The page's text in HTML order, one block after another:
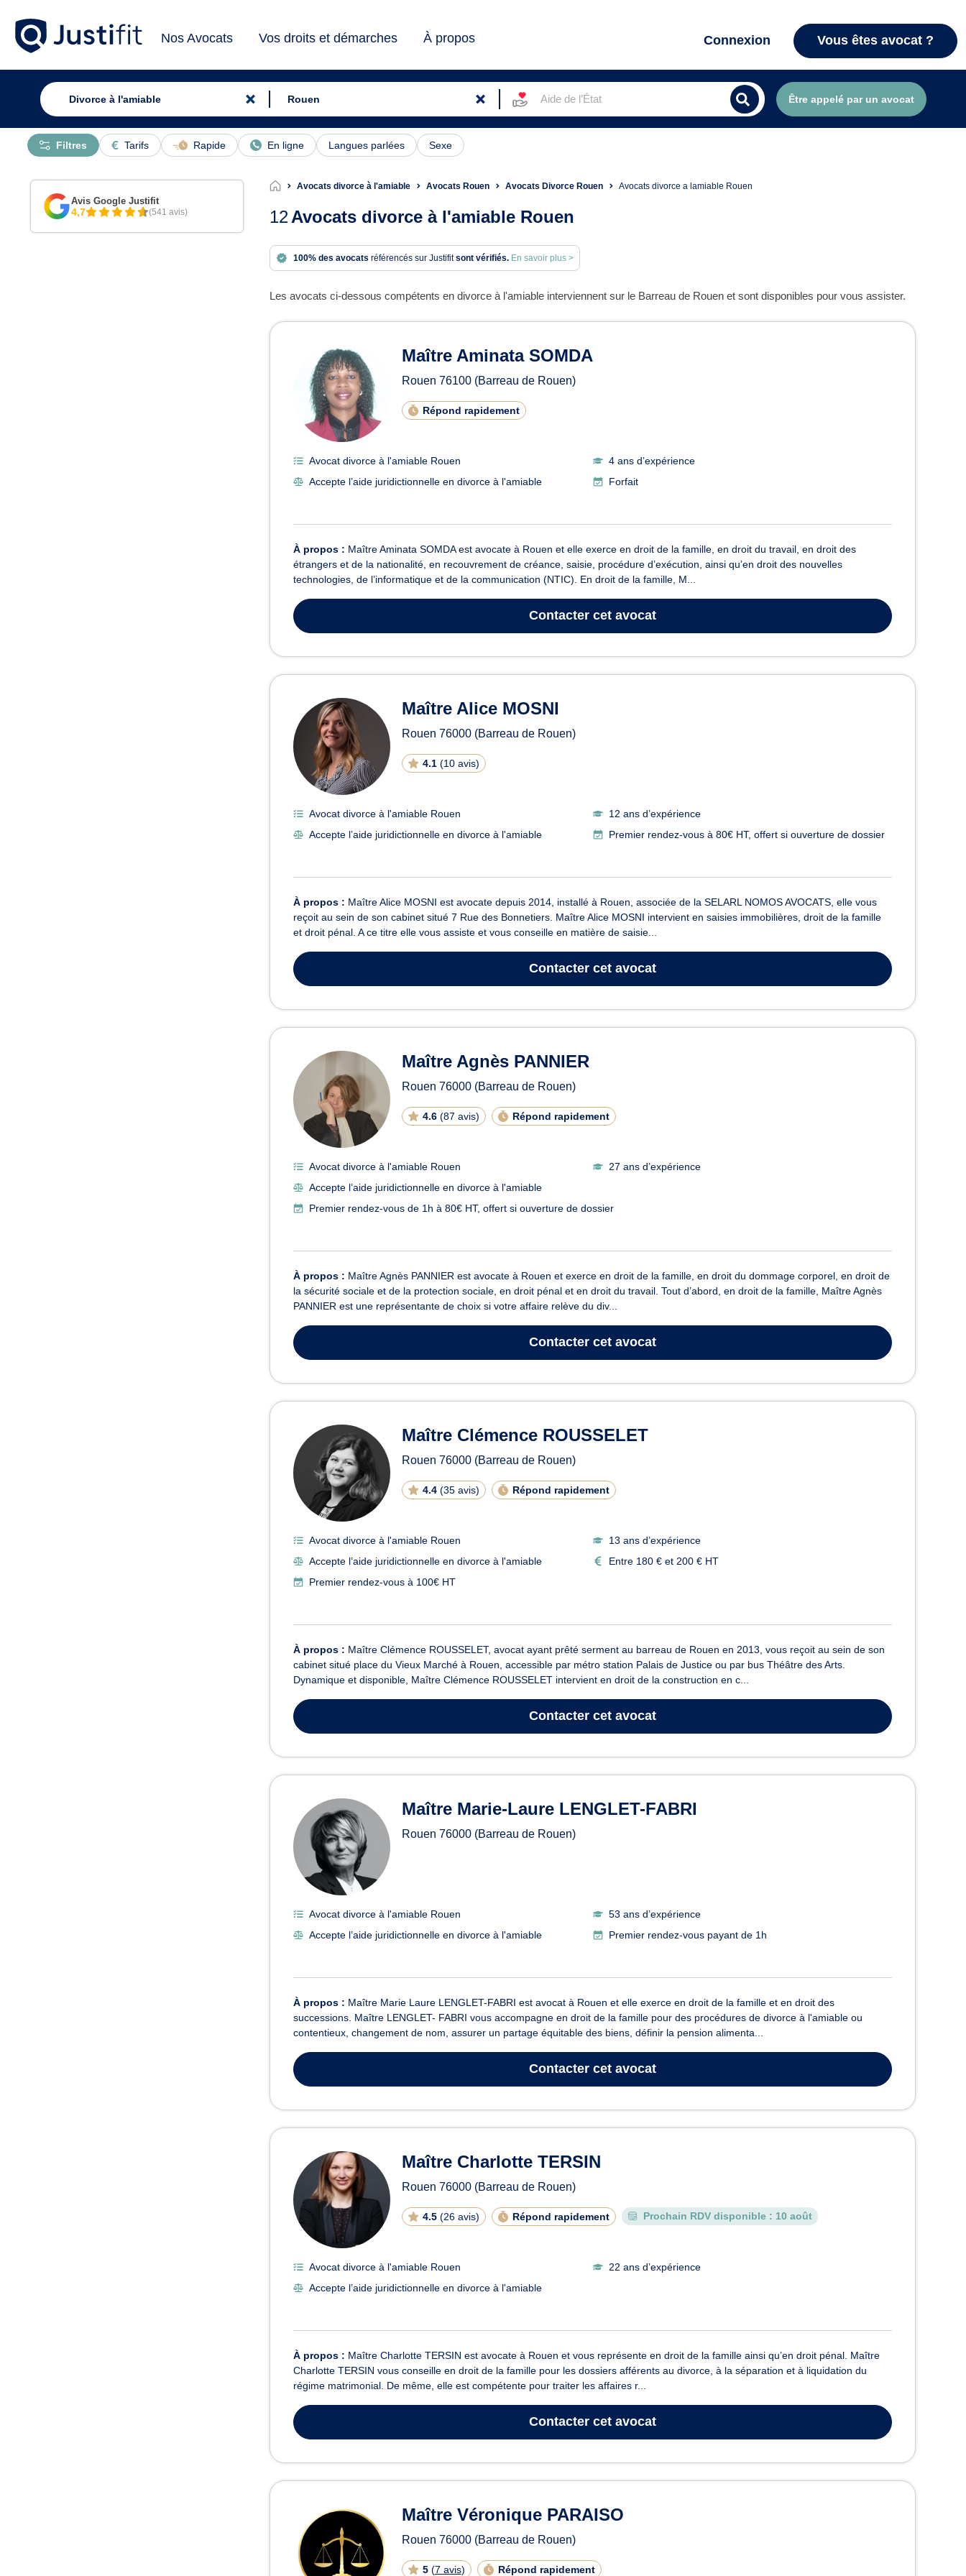
Nos Avocats Vos droits et démarches À propos Connexion Vous êtes avocat ?
Aide de l’État Être appelé par un avocat
Tarifs Rapide En ligne Langues parlées Sexe
Filtres
Avocats divorce à l'amiable Avocats Rouen Avocats Divorce Rouen Avocats divorce a lamiable Rouen
12Avocats divorce à l'amiable Rouen
100% des avocats référencés sur Justifitsont vérifiés. En savoir plus >
Les avocats ci-dessous compétents en divorce à l'amiable interviennent sur le Barreau de Rouen et sont disponibles pour vous assister.
Avocats en divorce à l'amiable à Rouen
Maître Aminata SOMDA
Rouen 76100 (Barreau de Rouen)
Répond rapidement
Avocat divorce à l'amiable Rouen
4 ans d’expérience
Accepte l’aide juridictionnelle en divorce à l'amiable
Forfait
À propos : Maître Aminata SOMDA est avocate à Rouen et elle exerce en droit de la famille, en droit du travail, en droit des
étrangers et de la nationalité, en recouvrement de créance, saisie, procédure d’exécution, ainsi qu’en droit des nouvelles
technologies, de l’informatique et de la communication (NTIC). En droit de la famille, M...
Contacter cet avocat
Maître Alice MOSNI
Rouen 76000 (Barreau de Rouen)
4.1 (10 avis)
Avocat divorce à l'amiable Rouen
12 ans d’expérience
Accepte l’aide juridictionnelle en divorce à l'amiable
Premier rendez-vous à 80€ HT, offert si ouverture de dossier
À propos : Maître Alice MOSNI est avocate depuis 2014, installé à Rouen, associée de la SELARL NOMOS AVOCATS, elle vous
reçoit au sein de son cabinet situé 7 Rue des Bonnetiers. Maître Alice MOSNI intervient en saisies immobilières, droit de la famille
et droit pénal. A ce titre elle vous assiste et vous conseille en matière de saisie...
Contacter cet avocat
Maître Agnès PANNIER
Rouen 76000 (Barreau de Rouen)
4.6 (87 avis) Répond rapidement
Avocat divorce à l'amiable Rouen
27 ans d’expérience
Accepte l’aide juridictionnelle en divorce à l'amiable
Premier rendez-vous de 1h à 80€ HT, offert si ouverture de dossier
À propos : Maître Agnès PANNIER est avocate à Rouen et exerce en droit de la famille, en droit du dommage corporel, en droit de
la sécurité sociale et de la protection sociale, en droit pénal et en droit du travail. Tout d’abord, en droit de la famille, Maître Agnès
PANNIER est une représentante de choix si votre affaire relève du div...
Contacter cet avocat
Maître Clémence ROUSSELET
Rouen 76000 (Barreau de Rouen)
4.4 (35 avis) Répond rapidement
Avocat divorce à l'amiable Rouen
13 ans d’expérience
Accepte l’aide juridictionnelle en divorce à l'amiable
Entre 180 € et 200 € HT
Premier rendez-vous à 100€ HT
À propos : Maître Clémence ROUSSELET, avocat ayant prêté serment au barreau de Rouen en 2013, vous reçoit au sein de son
cabinet situé place du Vieux Marché à Rouen, accessible par métro station Palais de Justice ou par bus Théâtre des Arts.
Dynamique et disponible, Maître Clémence ROUSSELET intervient en droit de la construction en c...
Contacter cet avocat
Maître Marie-Laure LENGLET-FABRI
Rouen 76000 (Barreau de Rouen)
Avocat divorce à l'amiable Rouen
53 ans d’expérience
Accepte l’aide juridictionnelle en divorce à l'amiable
Premier rendez-vous payant de 1h
À propos : Maître Marie Laure LENGLET-FABRI est avocat à Rouen et elle exerce en droit de la famille et en droit des
successions. Maître LENGLET- FABRI vous accompagne en droit de la famille pour des procédures de divorce à l'amiable ou
contentieux, changement de nom, assurer un partage équitable des biens, définir la pension alimenta...
Contacter cet avocat
Maître Charlotte TERSIN
Rouen 76000 (Barreau de Rouen)
4.5 (26 avis) Répond rapidement Prochain RDV disponible : 10 août
Avocat divorce à l'amiable Rouen
22 ans d’expérience
Accepte l’aide juridictionnelle en divorce à l'amiable
À propos : Maître Charlotte TERSIN est avocate à Rouen et vous représente en droit de la famille ainsi qu’en droit pénal. Maître
Charlotte TERSIN vous conseille en droit de la famille pour les dossiers afférents au divorce, à la séparation et à liquidation du
régime matrimonial. De même, elle est compétente pour traiter les affaires r...
Contacter cet avocat
Maître Véronique PARAISO
Rouen 76000 (Barreau de Rouen)
5 (7 avis) Répond rapidement
Avis Google Justifit
4,7 (541 avis)